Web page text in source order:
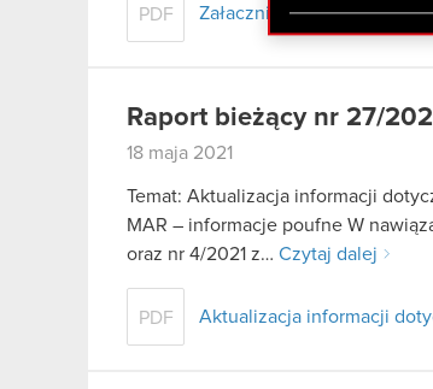
zgadasz się
PDF Załacznik - treść uchwał
Raport bieżący nr 27/
18 maja 2021
Temat: Aktualizacja informacji
MAR – informacje poufne W
oraz nr 4/2021 z… Czytaj dalej
PDF Aktualizacja informacji